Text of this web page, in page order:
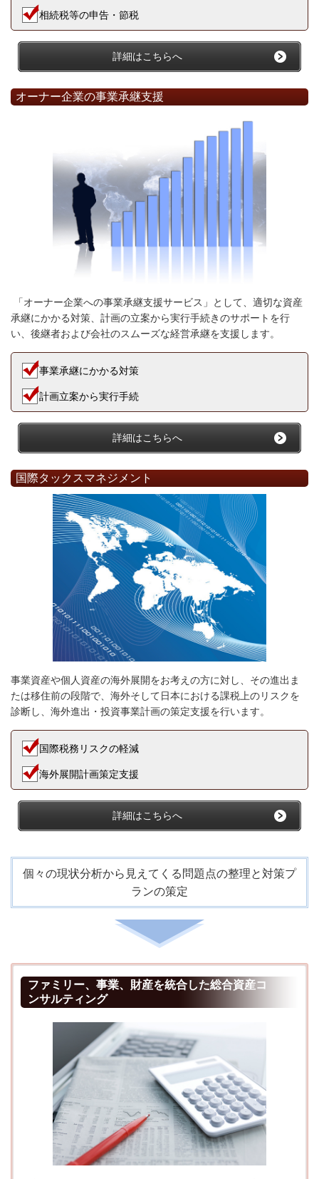
相続税等の申告・節税
詳細はこちらへ
オーナー企業の事業承継支援
「オーナー企業への事業承継支援サービス」として、適切な資産
承継にかかる対策、計画の立案から実行手続きのサポートを行
い、後継者および会社のスムーズな経営承継を支援します。
事業承継にかかる対策
計画立案から実行手続
詳細はこちらへ
国際タックスマネジメント
事業資産や個人資産の海外展開をお考えの方に対し、その進出ま
たは移住前の段階で、海外そして日本における課税上のリスクを
診断し、海外進出・投資事業計画の策定支援を行います。
国際税務リスクの軽減
海外展開計画策定支援
詳細はこちらへ
個々の現状分析から見えてくる問題点の整理と対策プ
ランの策定
ファミリー、事業、財産を統合した総合資産コ
ンサルティング